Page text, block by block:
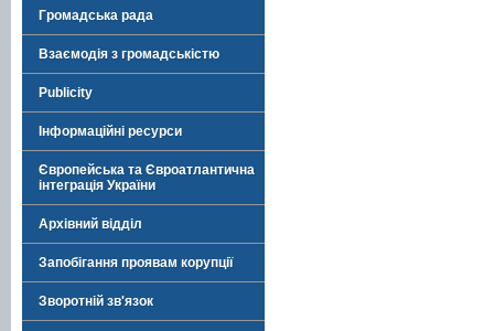
Громадська рада
Взаємодія з громадськістю
Publicity
Інформаційні ресурси
Європейська та Євроатлантична
інтеграція України
Архівний відділ
Запобігання проявам корупції
Зворотній зв'язок